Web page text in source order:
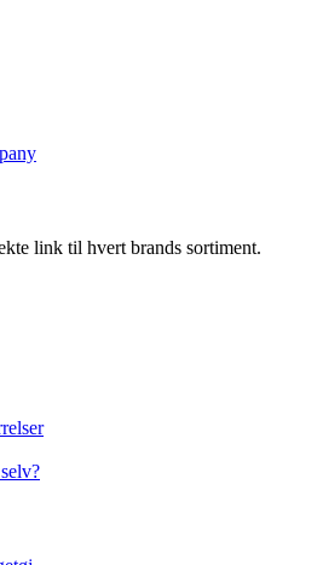
link til hvert brands sortiment.